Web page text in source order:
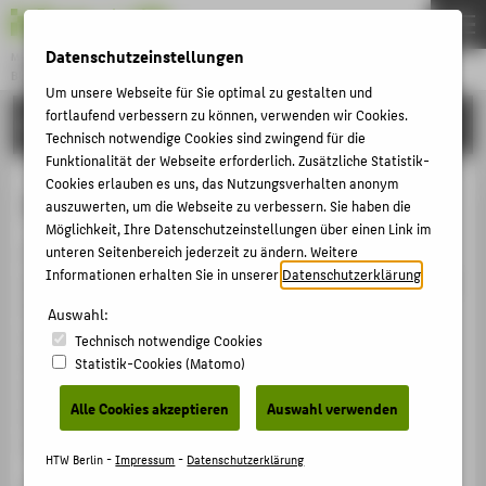
Menu
STUDYING
Lean Management I
On the one hand, students will understand and
applythe objectives and principles of lean management.
On the other hand, the methods and tools of classic
organizational lean management, digital shop floor
management, the basis of Industry 4.0 / 5.0
technologies and green sustainability management are
taught and students are able to apply them in
THEMEN
EN
STUDYING
APPLYING
OUR FACULTY
CONTACT US
CENTRAL PAGES
PORTALS
Datenschutzeinstellungen
Um unsere Webseite für Sie optimal zu gestalten und
fortlaufend verbessern zu können, verwenden wir Cookies.
Technisch notwendige Cookies sind zwingend für die
Funktionalität der Webseite erforderlich. Zusätzliche Statistik-
Cookies erlauben es uns, das Nutzungsverhalten anonym
auszuwerten, um die Webseite zu verbessern. Sie haben die
Möglichkeit, Ihre Datenschutzeinstellungen über einen Link im
unteren Seitenbereich jederzeit zu ändern. Weitere
Informationen erhalten Sie in unsererDatenschutzerklärung
Auswahl:
Technisch notwendige Cookies
Statistik-Cookies (Matomo)
Alle Cookies akzeptieren Auswahl verwenden
HTW Berlin -Impressum- Datenschutzerklärung